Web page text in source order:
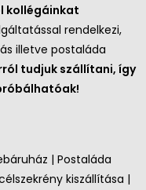
kollégáinkat
rendelkezi,
illetve postaláda
tudjuk szállítani, így
| Postaláda
kiszállítása |